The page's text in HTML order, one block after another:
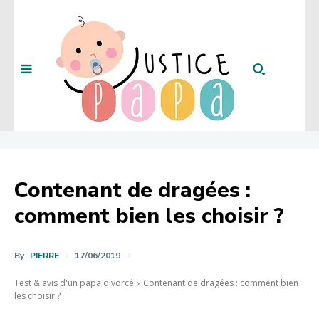
Contenant de dragées :
comment bien les choisir ?
By PIERRE 17/06/2019
Test & avis d'un papa divorcé
Contenant de dragées : comment bien
les choisir ?